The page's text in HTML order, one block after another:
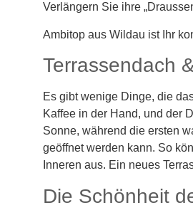
Verlängern Sie ihre
Ambitop aus Wildau ist Ihr
Terrassendach
Es gibt wenige Dinge, die
Kaffee in der Hand, und der
Sonne, während die ersten
geöffnet werden kann. So
Inneren aus. Ein neues
Die Schönheit